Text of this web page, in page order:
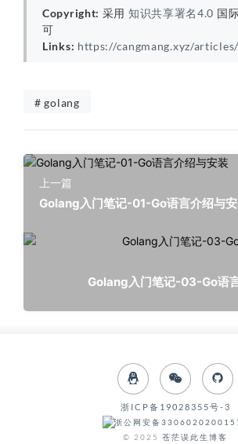
Copyright: 采用 知识共享署名4.0 国
可
Links: https://cangmang.xyz/
# golang
上一篇
Golang入门笔记-01-Go语言介绍与
Golang入门笔记-03-Go语
浙ICP备19028355号-3
浙公网安备
© 2025 苍茫误此生博客